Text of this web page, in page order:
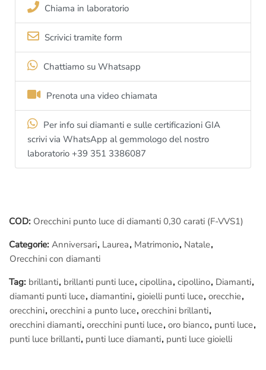
mondo ad offrire questo servizio,
Per ogni altro genere di informazione,
alla nostra e-mail
nostrolaboratorio orafoal numero
Chiama in laboratorio
Scrivici tramite form
Chattiamo su Whatsapp
Prenota una video chiamata
Per info sui diamanti e sulle certificazioni GIA
scrivi via WhatsApp al gemmologo del nostro
laboratorio +39 351 3386087
COD: Orecchini punto luce di diamanti 0,30 carati (F-VVS1)
Categorie: Anniversari, Laurea, Matrimonio, Natale,
Orecchini con diamanti
Tag: brillanti, brillanti punti luce, cipollina, cipollino, Diamanti,
diamanti punti luce, diamantini, gioielli punti luce, orecchie,
orecchini, orecchini a punto luce, orecchini brillanti,
orecchini diamanti, orecchini punti luce, oro bianco, punti luce,
punti luce brillanti, punti luce diamanti, punti luce gioielli